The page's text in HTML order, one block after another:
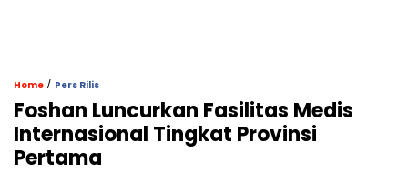
Home / Pers Rilis
Foshan Luncurkan Fasilitas Medis
Internasional Tingkat Provinsi
Pertama